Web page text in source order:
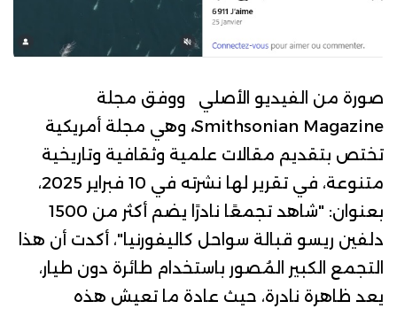
صورة من الفيديو الأصلي ووفق مجلة
Smithsonian Magazine، وهي مجلة أمريكية
تختص بتقديم مقالات علمية وثقافية وتاريخية
متنوعة، في تقرير
لها نشرته في 10 فبراير 2025،
بعنوان: "شاهد تجمعًا نادرًا يضم أكثر من 1500
دلفين ريسو قبالة سواحل كاليفورنيا"، أكدت أن هذا
التجمع الكبير المُصور باستخدام طائرة دون طيار،
يعد ظاهرة نادرة، حيث عادة ما تعيش هذه